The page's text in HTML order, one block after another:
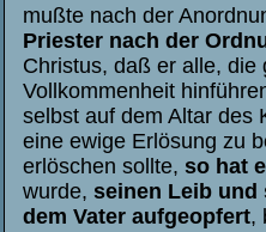
mußte nach der
Priester nach der
Christus, daß er alle, die
Vollkommenheit
selbst auf dem Altar des
eine ewige Erlösung zu
erlöschen sollte, so hat
wurde, seinen Leib und
dem Vater aufgeopfert,